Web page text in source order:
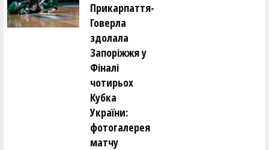
Прикарпаття-
Говерла
здолала
Запоріжжя у
Фіналі
чотирьох
Кубка
України:
фотогалерея
матчу